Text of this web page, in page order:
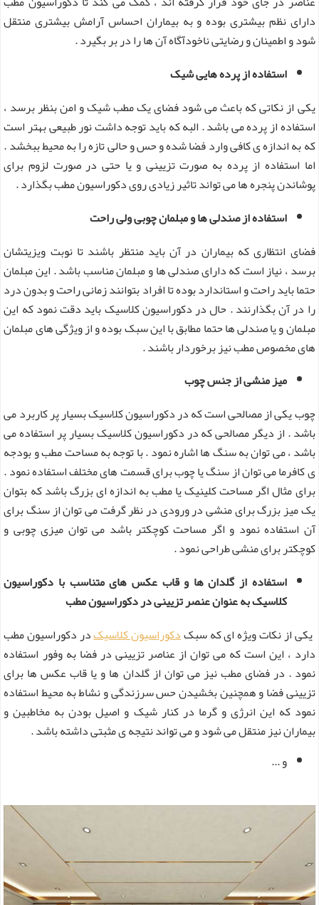
دارای نظم بیشتری بوده و به بیماران احساس آرامش بیشتری منتقل
شود و اطمینان و رضایتی ناخودآگاه آن ها را در بر بگیرد .
استفاده از پرده هایی شیک
یکی از نکاتی که باعث می شود فضای یک مطب شیک و امن بنظر برسد ،
استفاده از پرده می باشد . البه که باید توجه داشت نور طبیعی بهتر است
که به اندازه ی کافی وارد فضا شده و حس و حالی تازه را به محیط ببخشد .
اما استفاده از پرده به صورت تزیینی و یا حتی در صورت لزوم برای
پوشاندن پنجره ها می تواند تاثیر زیادی روی دکوراسیون مطب بگذارد .
استفاده از صندلی ها و مبلمان چوبی ولی راحت
فضای انتظاری که بیماران در آن باید منتظر باشند تا نوبت ویزیتشان
برسد ، نیاز است که دارای صندلی ها و مبلمان مناسب باشد . این مبلمان
حتما باید راحت و استاندارد بوده تا افراد بتوانند زمانی راحت و بدون درد
را در آن بگذارنند . حال در دکوراسیون کلاسیک باید دقت نمود که این
مبلمان و یا صندلی ها حتما مطابق با این سبک بوده و از ویژگی های مبلمان
های مخصوص مطب نیز برخوردار باشند .
میز منشی از جنس چوب
چوب یکی از مصالحی است که در دکوراسیون کلاسیک بسیار پر کاربرد می
باشد . از دیگر مصالحی که در دکوراسیون کلاسیک بسیار پر استفاده می
باشد ، می توان به سنگ ها اشاره نمود . با توجه به مساحت مطب و بودجه
ی کافرما می توان از سنگ یا چوب برای قسمت های مختلف استفاده نمود .
برای مثال اگر مساحت کلینیک یا مطب به اندازه ای بزرگ باشد که بتوان
یک میز بزرگ برای منشی در ورودی در نظر گرفت می توان از سنگ برای
آن استفاده نمود و اگر مساحت کوچکتر باشد می توان میزی چوبی و
کوچکتر برای منشی طراحی نمود .
استفاده از گلدان ها و قاب عکس های متناسب با دکوراسیون
کلاسیک به عنوان عنصر تزیینی در دکوراسیون مطب
یکی از نکات ویژه ای که سبکدکوراسیون کلاسیکدر دکوراسیون مطب
دارد ، این است که می توان از عناصر تزیینی در فضا به وفور استفاده
نمود . در فضای مطب نیز می توان از گلدان ها و یا قاب عکس ها برای
تزیینی فضا و همچنین بخشیدن حس سرزندگی و نشاط به محیط استفاده
نمود که این انرژی و گرما در کنار شیک و اصیل بودن به مخاطبین و
بیماران نیز منتقل می شود و می تواند نتیجه ی مثبتی داشته باشد .
و ...